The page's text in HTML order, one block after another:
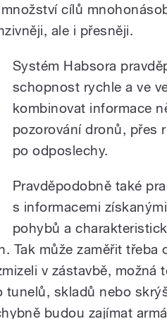
cílů
ale i přesněji.
Systém Habsora
schopnost rychle a ve
kombinovat informace
pozorování dronů, přes
po odposlechy.
Pravděpodobně také
s informacemi
pohybů a
Tak může zaměřit třeba
v zástavbě, možná
tunelů, skladů nebo
budou zajímat